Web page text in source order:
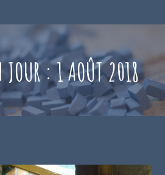
JOUR :1 AOÛT 2018